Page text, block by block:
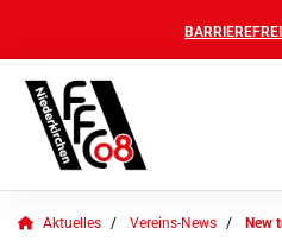
Aktuelles Vereins-News New